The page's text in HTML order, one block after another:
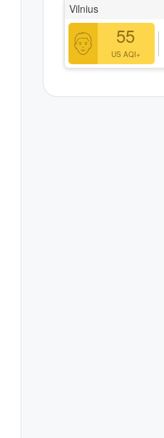
Vilnius
55
US AQI+